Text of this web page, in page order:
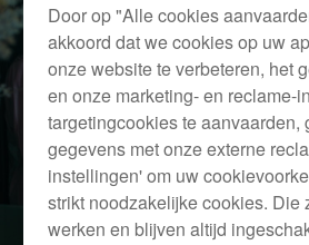
Door op "Alle cookies
akkoord dat we cookies op uw
onze website te verbeteren, het
en onze marketing- en reclame-
targetingcookies te
gegevens met onze externe
instellingen' om uw
strikt noodzakelijke cookies.
werken en blijven altijd